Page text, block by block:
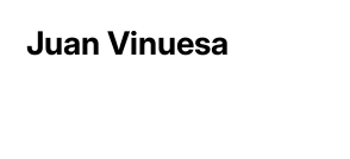
Juan Vinuesa